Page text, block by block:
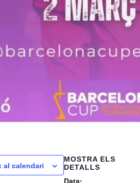
al calendari
MOSTRA ELS
DETALLS